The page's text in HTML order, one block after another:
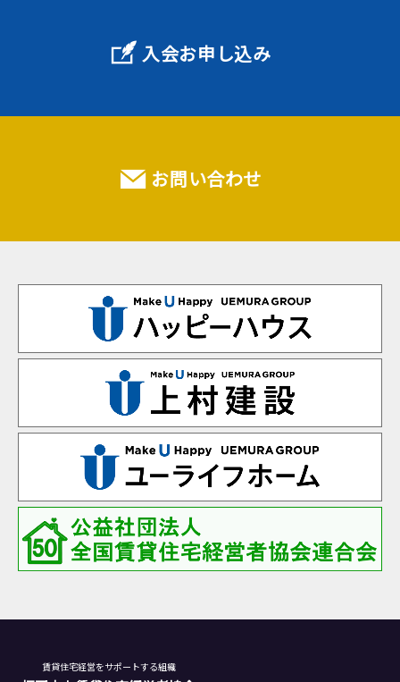
入会お申し込み
お問い合わせ
賃貸住宅経営をサポートする組織